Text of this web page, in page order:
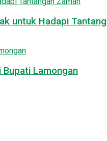
untuk Hadapi
Bupati Lamongan